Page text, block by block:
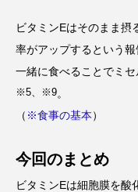
ビタミンEはそのまま摂
率がアップするという
一緒に食べることでミ
※5、※9。
（ ※食事の基本）
今回のまとめ
ビタミンEは細胞膜を酸